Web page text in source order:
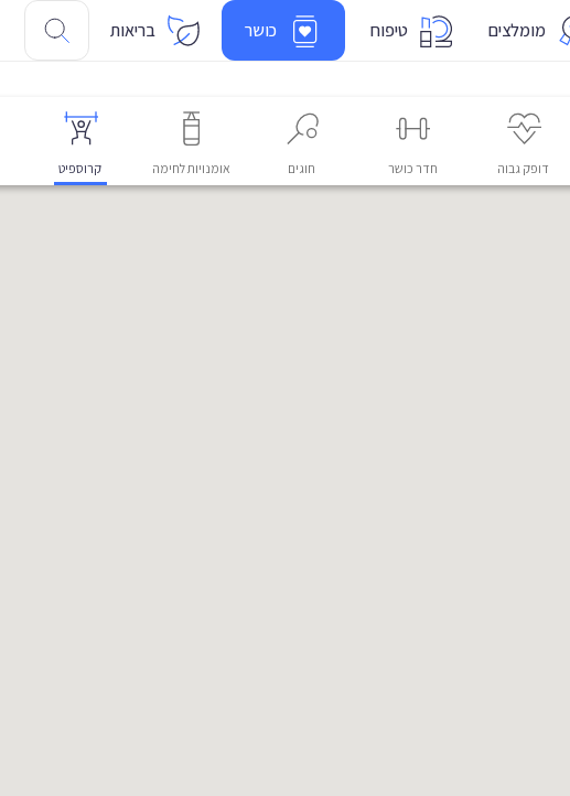
מומלצים טיפוח כושר בריאות
דופק גבוה חדר כושר חוגים אומנויות לחימה קרוספיט